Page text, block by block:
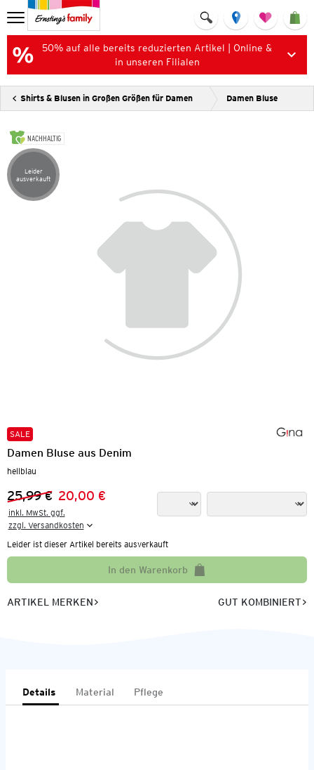
50% auf alle bereits reduzierten Artikel | Online &
in unseren Filialen
Shirts & Blusen in Großen Größen für Damen Damen Bluse
NACHHALTIG
Artikel leider ausverkauft
Leider
ausverkauft
SALE
Damen Bluse aus Denim
hellblau
Vorheriger Preis:
25,99 €
Neuer Preis:20,00 €
inkl. MwSt. ggf.
zzgl. Versandkosten
Leider ist dieser Artikel bereits ausverkauft
In den Warenkorb
ARTIKEL MERKEN GUT KOMBINIERT
Details Material Pflege